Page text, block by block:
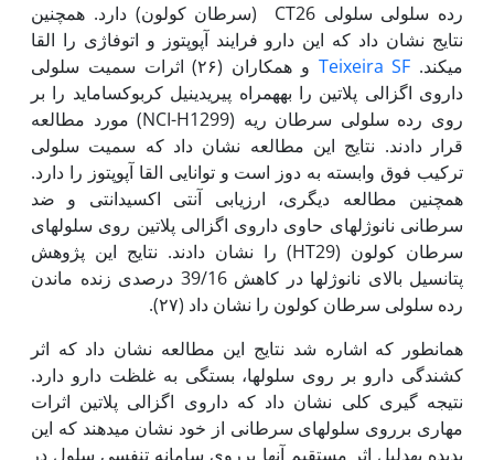
رده سلولی سلولی CT26 (سرطان کولون) دارد. هم‫چنین
نتایج نشان داد که این دارو فرایند آپوپتوز و اتوفاژی را القا
می‫کند.
Teixeira SF
و همکاران (۲۶) اثرات سمیت سلولی
داروی اگزالی پلاتین را به‫همراه پیریدینیل کربوکساماید را بر
روی رده سلولی سرطان ریه (NCI-H1299) مورد مطالعه
قرار دادند. نتایج این مطالعه نشان داد که سمیت سلولی
ترکیب فوق وابسته به دوز است و توانایی القا آپوپتوز را دارد.
همچنین مطالعه دیگری، ارزیابی آنتی اکسیدانتی و ضد
سرطانی نانوژل‫های حاوی داروی اگزالی پلاتین روی سلول‫های
سرطان کولون (HT29) را نشان دادند. نتایج این پژوهش
پتانسیل بالای نانوژل‫ها در کاهش 39/16 درصدی زنده ماندن
رده سلولی سرطان کولون را نشان داد (۲۷).
همان‫طور که اشاره شد نتایج این مطالعه نشان داد که اثر
کشندگی دارو بر روی سلول‫ها، بستگی به غلظت دارو دارد.
نتیجه گیری کلی نشان داد که داروی اگزالی پلاتین اثرات
مهاری برروی سلول‫های سرطانی از خود نشان می‫دهند که این
پدیده به‫دلیل اثر مستقیم آن‫ها برروی سامانه تنفسی سلول در